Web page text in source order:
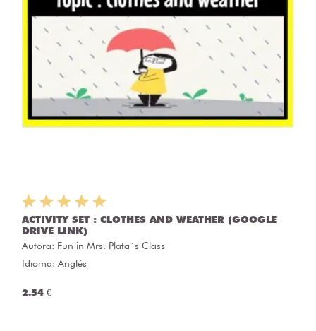
ACTIVITY SET : CLOTHES AND WEATHER (GOOGLE
DRIVE LINK)
Autora: Fun in Mrs. Plata´s Class
Idioma: Anglés
2.54 €